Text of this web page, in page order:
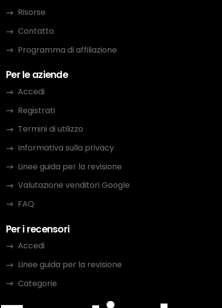
Risorse
Contatto
Programma di affiliazione
Per le aziende
Accedi
Registrati
Termini di utilizzo
Informativa sulla privacy
Linee guida per la revisione
Valutazione venditori Google
FAQ
Per i recensori
Accedi
Linee guida per la revisione
Categorie